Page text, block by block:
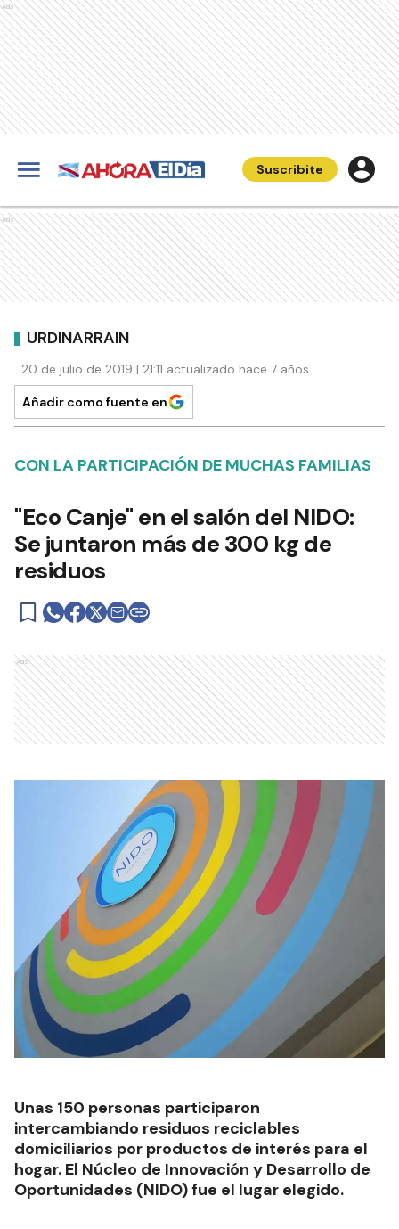
Ads
Suscribite
Ads
URDINARRAIN
20 de julio de 2019 | 21:11 actualizado hace 7 años
Añadir como fuente en
CON LA PARTICIPACIÓN DE MUCHAS FAMILIAS
"Eco Canje" en el salón del NIDO:
Se juntaron más de 300 kg de
residuos
Ads
Unas 150 personas participaron
intercambiando residuos reciclables
domiciliarios por productos de interés para el
hogar. El Núcleo de Innovación y Desarrollo de
Oportunidades (NIDO) fue el lugar elegido.